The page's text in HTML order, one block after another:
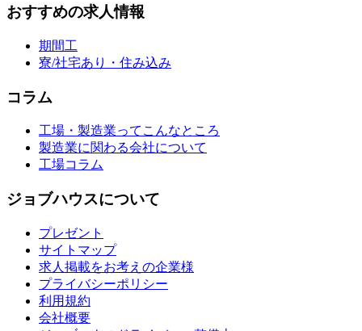
おすすめの求人情報
期間工
寮/社宅あり・住み込み
コラム
工場・製造業ってこんなところ
製造業に関わる会社について
工場コラム
ジョブハウスについて
プレゼント
サイトマップ
求人掲載をお考えの企業様
プライバシーポリシー
利用規約
会社概要